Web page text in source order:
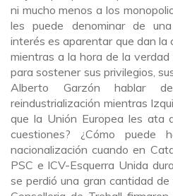
ni mucho menos a los
les puede denominar de
interés es aparentar que dan la
mientras a la hora de la
para sostener sus privilegios,
Alberto Garzón hablar
reindustrialización mientras
que la Unión Europea les ata
cuestiones? ¿Cómo puede
nacionalización cuando en
PSC e ICV-Esquerra Unida
se perdió una gran cantidad